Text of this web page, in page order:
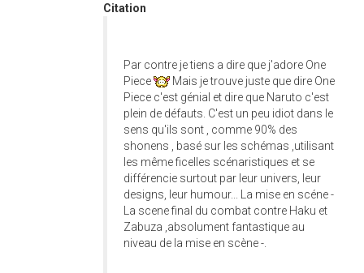
Citation
Par contre je tiens a dire que j'adore One
Piece
Mais je trouve juste que dire One
Piece c'est génial et dire que Naruto c'est
plein de défauts. C'est un peu idiot dans le
sens qu'ils sont , comme 90% des
shonens , basé sur les schémas ,utilisant
les même ficelles scénaristiques et se
différencie surtout par leur univers, leur
designs, leur humour... La mise en scéne -
La scene final du combat contre Haku et
Zabuza ,absolument fantastique au
niveau de la mise en scène -.